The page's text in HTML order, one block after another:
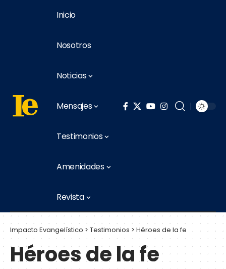
Inicio
Nosotros
Noticias
Mensajes
Testimonios
Amenidades
Revista
Impacto Evangelístico > Testimonios > Héroes de la fe
Héroes de la fe